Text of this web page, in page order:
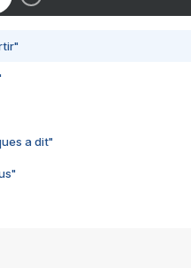
a dit"